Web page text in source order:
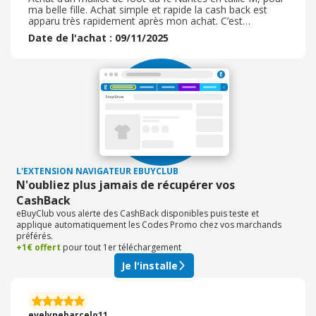
ma belle fille. Achat simple et rapide la cash back est
apparu très rapidement après mon achat. C’est
formidable, je regrette de ne pas avoir connu cette
application avant. Mon achat chez foot store c’est fait
par le site mobile directement sinon cela ne fonctionne
pas il faut aussi penser à accepter tous les cookies et le
tour est joué vous recevrez ensuite assez vite votre
Date de l'achat : 09/11/2025
L'EXTENSION NAVIGATEUR EBUYCLUB
N'oubliez plus jamais de récupérer vos
CashBack
eBuyClub vous alerte des CashBack disponibles puis teste et
applique automatiquement les Codes Promo chez vos marchands
préférés.
+1€ offert pour tout 1er téléchargement
Je l'installe